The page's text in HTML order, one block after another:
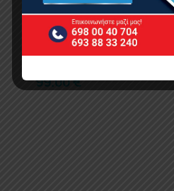
BORMANN ELITE
Τριπλή
99.00€